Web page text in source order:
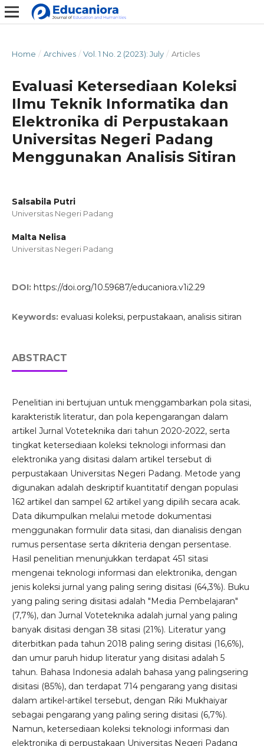
Home / Archives / Vol. 1 No. 2 (2023): July / Articles
Evaluasi Ketersediaan Koleksi
Ilmu Teknik Informatika dan
Elektronika di Perpustakaan
Universitas Negeri Padang
Menggunakan Analisis Sitiran
Salsabila Putri
Universitas Negeri Padang
Malta Nelisa
Universitas Negeri Padang
DOI: https://doi.org/10.59687/educaniora.v1i2.29
Keywords: evaluasi koleksi, perpustakaan, analisis sitiran
ABSTRACT
Penelitian ini bertujuan untuk menggambarkan pola sitasi,
karakteristik literatur, dan pola kepengarangan dalam
artikel Jurnal Voteteknika dari tahun 2020-2022, serta
tingkat ketersediaan koleksi teknologi informasi dan
elektronika yang disitasi dalam artikel tersebut di
perpustakaan Universitas Negeri Padang. Metode yang
digunakan adalah deskriptif kuantitatif dengan populasi
162 artikel dan sampel 62 artikel yang dipilih secara acak.
Data dikumpulkan melalui metode dokumentasi
menggunakan formulir data sitasi, dan dianalisis dengan
rumus persentase serta dikriteria dengan persentase.
Hasil penelitian menunjukkan terdapat 451 sitasi
mengenai teknologi informasi dan elektronika, dengan
jenis koleksi jurnal yang paling sering disitasi (64,3%). Buku
yang paling sering disitasi adalah "Media Pembelajaran"
(7,7%), dan Jurnal Voteteknika adalah jurnal yang paling
banyak disitasi dengan 38 sitasi (21%). Literatur yang
diterbitkan pada tahun 2018 paling sering disitasi (16,6%),
dan umur paruh hidup literatur yang disitasi adalah 5
tahun. Bahasa Indonesia adalah bahasa yang palingsering
disitasi (85%), dan terdapat 714 pengarang yang disitasi
dalam artikel-artikel tersebut, dengan Riki Mukhaiyar
sebagai pengarang yang paling sering disitasi (6,7%).
Namun, ketersediaan koleksi teknologi informasi dan
elektronika di perpustakaan Universitas Negeri Padang